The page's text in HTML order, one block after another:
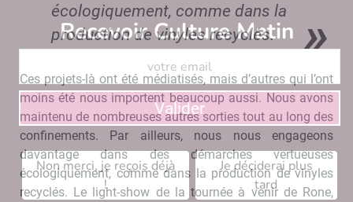
écologiquement, comme dans la
production de vinyles recyclés.
Ces projets-là ont été médiatisés, mais d’autres qui l’ont
moins été nous importent beaucoup aussi. Nous avons
maintenu de nombreuses autres sorties tout au long des
confinements. Par ailleurs, nous nous engageons
davantage dans des démarches vertueuses
écologiquement, comme dans la production de vinyles
recyclés. Le light-show de la tournée à venir de Rone,
Recevoir Culture Matin
Valider
Non merci, je reçois déjà
!
Je déciderai plus
tard